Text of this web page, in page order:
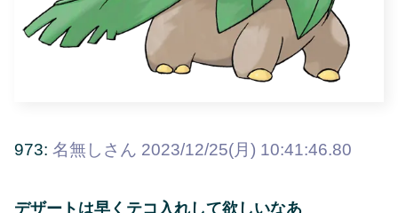
973: 名無しさん 2023/12/25(月) 10:41:46.80
デザートは早くテコ入れして欲しいなあ